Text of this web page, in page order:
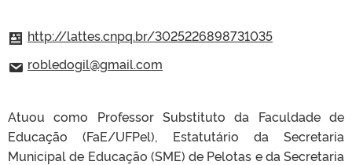
http://lattes.cnpq.br/3025226898731035
robledogil@gmail.com
Atuou como Professor Substituto da Faculdade de
Educação (FaE/UFPel), Estatutário da Secretaria
Municipal de Educação (SME) de Pelotas e da Secretaria